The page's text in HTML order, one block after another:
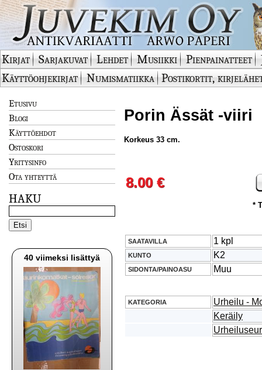
Kirjat Sarjakuvat Lehdet Musiikki Pienpainatteet
Käyttöohjekirjat
Numismatiikka Postikortit,
Etusivu
Blogi
Käyttöehdot
Ostoskori
Yritysinfo
Ota yhteyttä
HAKU
40 viimeksi lisättyä
Porin Ässät -viiri
Korkeus 33 cm.
8.00 €
*
SAATAVILLA 1 kpl
KUNTO K2
SIDONTA/PAINOASU Muu
KATEGORIA
Urheilu -
Keräily